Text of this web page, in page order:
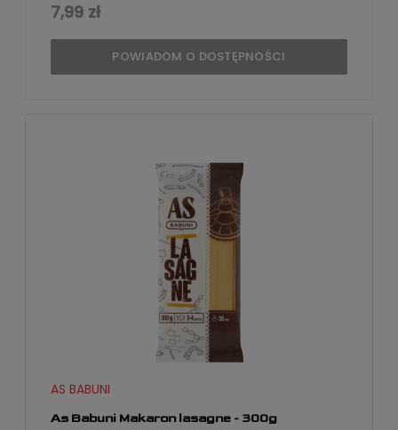
7,99 zł
POWIADOM O DOSTĘPNOŚCI
As Babuni Makaron lasagne - 300g
AS BABUNI